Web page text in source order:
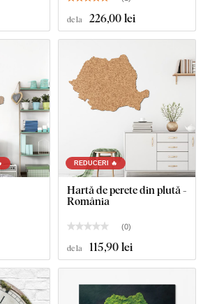
în pachet?
cu drapelul național - România
în prealabil pe partea din spate a
pentru montaj
de la 226,00 lei
REDUCERI 🔥
Hartă de perete din plută -
România
(0)
de la 115,90 lei